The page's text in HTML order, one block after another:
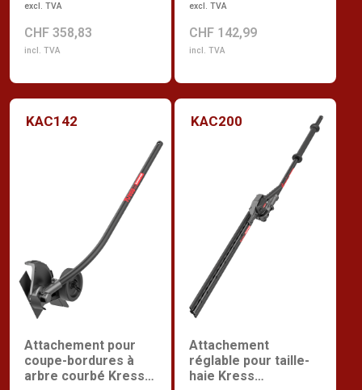
excl. TVA
CHF 358,83
incl. TVA
excl. TVA
CHF 142,99
incl. TVA
KAC142
Attachement pour
coupe-bordures à
arbre courbé Kress
KAC200
Attachement
réglable pour taille-
haie Kress